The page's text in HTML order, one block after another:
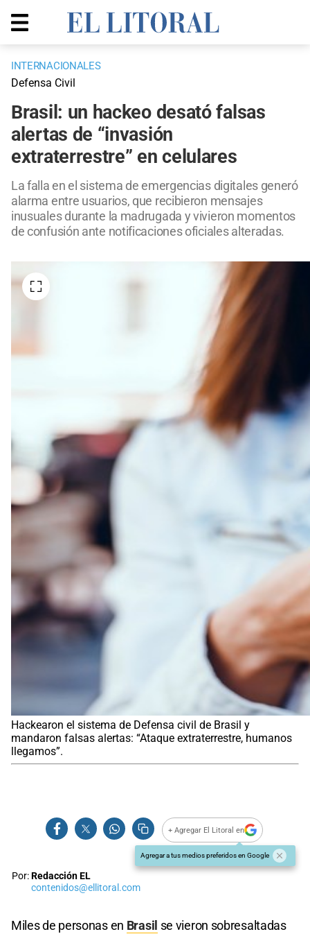
INTERNACIONALES
Defensa Civil
Brasil: un hackeo desató falsas
alertas de “invasión
extraterrestre” en celulares
La falla en el sistema de emergencias digitales generó
alarma entre usuarios, que recibieron mensajes
inusuales durante la madrugada y vivieron momentos
de confusión ante notificaciones oficiales alteradas.
Hackearon el sistema de Defensa civil de Brasil y
mandaron falsas alertas: “Ataque extraterrestre, humanos
llegamos”.
+ Agregar El Litoral en
Agregar a tus medios preferidos en Google
Por:Redacción EL
contenidos@ellitoral.com
Miles de personas en Brasil se vieron sobresaltadas